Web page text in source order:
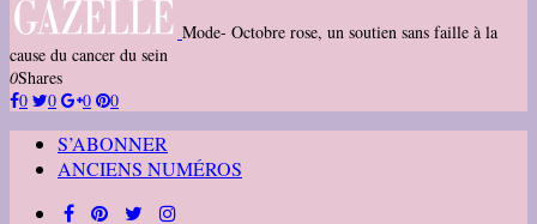
Mode- Octobre rose, un soutien sans faille à la
cause du cancer du sein
0Shares
0
0 0 0
S’ABONNER
ANCIENS NUMÉROS